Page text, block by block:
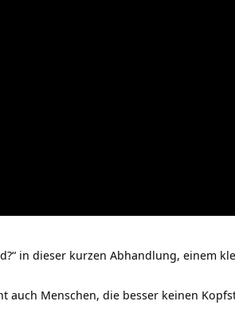
in dieser kurzen Abhandlung, einem
auch Menschen, die besser keinen